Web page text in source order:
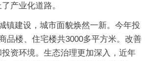
产业化道路。
镇建设，城市面貌焕然一新。今年投
品楼、住宅楼共3000多平方米。改善
资环境。生态治理更加深入，近年